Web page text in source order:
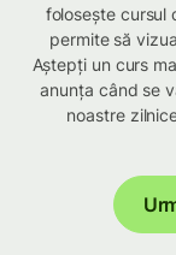
folosește cursul
permite să
Aștepți un curs
anunța când se
noastre